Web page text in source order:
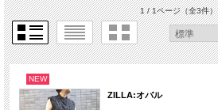
1 / 1ページ（全3件）
NEW
ZILLA:オバル